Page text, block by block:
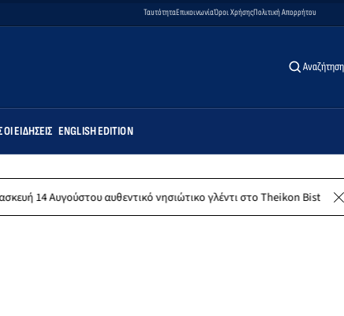
ΤαυτότηταΕπικοινωνίαΌροι ΧρήσηςΠολιτική Απορρήτου
Αναζήτηση
ΕΙΔΉΣΕΙΣ ENGLISH EDITION
αυθεντικό νησιώτικο γλέντι στο Theikon Bistro Restaurant!